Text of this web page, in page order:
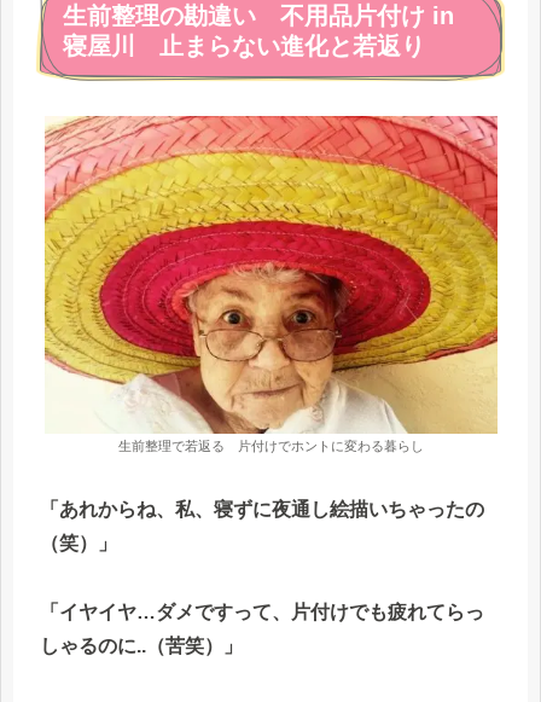
生前整理の勘違い 不用品片付け in
寝屋川 止まらない進化と若返り
生前整理で若返る 片付けでホントに変わる暮らし
「あれからね、私、寝ずに夜通し絵描いちゃったの
（笑）」
「イヤイヤ…ダメですって、片付けでも疲れてらっ
しゃるのに..（苦笑）」